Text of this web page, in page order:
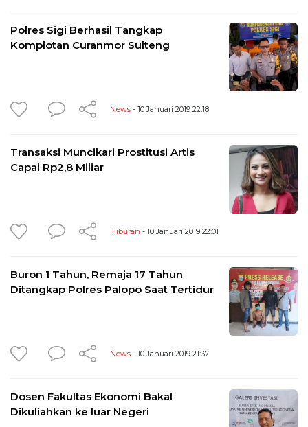
Polres Sigi Berhasil Tangkap
Komplotan Curanmor Sulteng
News - 10 Januari 2019 22:18
Transaksi Muncikari Prostitusi Artis
Capai Rp2,8 Miliar
Hiburan - 10 Januari 2019 22:01
Buron 1 Tahun, Remaja 17 Tahun
Ditangkap Polres Palopo Saat Tertidur
News - 10 Januari 2019 21:37
Dosen Fakultas Ekonomi Bakal
Dikuliahkan ke luar Negeri